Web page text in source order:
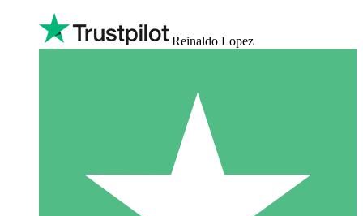
Reinaldo Lopez